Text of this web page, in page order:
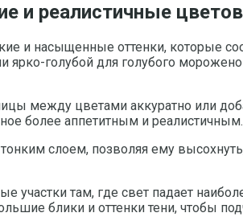
и реалистичные
и насыщенные оттенки, которые
голубой для голубого
между цветами аккуратно или
более аппетитным и реалистичным.
слоем, позволяя ему
участки там, где свет падает
блики и оттенки тени, чтобы